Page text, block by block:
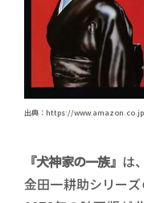
出典：https://
『犬神家の一族』 は
金田一耕助シリー